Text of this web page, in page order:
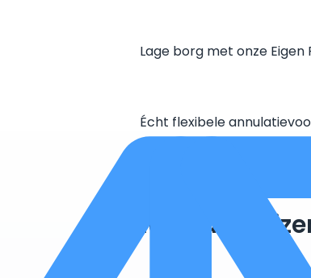
Lage borg met onze Eigen
Écht flexibele
Duurzaam